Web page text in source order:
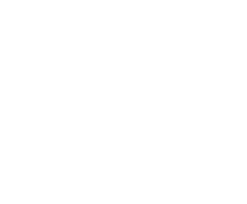
часа Литвы и мира на